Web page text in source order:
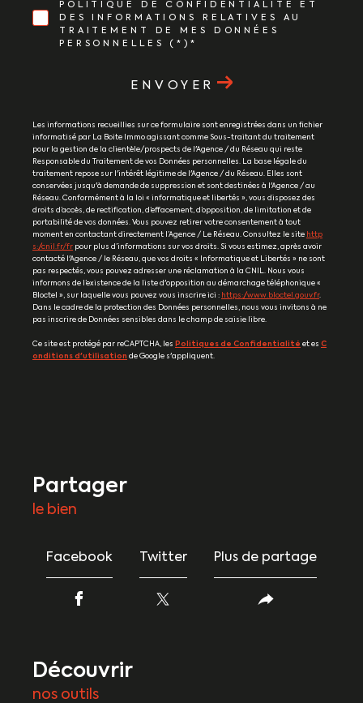
POLITIQUE DE CONFIDENTIALITÉ ET
DES INFORMATIONS RELATIVES AU
TRAITEMENT DE MES DONNÉES
PERSONNELLES (*)*
ENVOYER
Les informations recueillies sur ce formulaire sont enregistrées dans un fichier
informatisé par La Boite Immo agissant comme Sous-traitant du traitement
pour la gestion de la clientèle/prospects de l'Agence / du Réseau qui reste
Responsable du Traitement de vos Données personnelles. La base légale du
traitement repose sur l'intérêt légitime de l'Agence / du Réseau. Elles sont
conservées jusqu'à demande de suppression et sont destinées à l'Agence / au
Réseau. Conformément à la loi « informatique et libertés », vous disposez des
droits d’accès, de rectification, d’effacement, d’opposition, de limitation et de
portabilité de vos données. Vous pouvez retirer votre consentement à tout
moment en contactant directement l’Agence / Le Réseau. Consultez le site http
s://cnil.fr/fr pour plus d’informations sur vos droits. Si vous estimez, après avoir
contacté l'Agence / le Réseau, que vos droits « Informatique et Libertés » ne sont
pas respectés, vous pouvez adresser une réclamation à la CNIL. Nous vous
informons de l’existence de la liste d'opposition au démarchage téléphonique «
Bloctel », sur laquelle vous pouvez vous inscrire ici : https://www.bloctel.gouv.fr.
Dans le cadre de la protection des Données personnelles, nous vous invitons à ne
pas inscrire de Données sensibles dans le champ de saisie libre.
Ce site est protégé par reCAPTCHA, les Politiques de Confidentialité et es C
onditions d'utilisation de Google s'appliquent.
partager
le bien
Facebook Twitter Plus de partage
découvrir
nos outils